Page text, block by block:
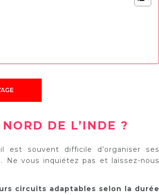
DE L’INDE ?
est souvent difficile d’organiser ses
Ne vous inquiétez pas et laissez-nous
circuits adaptables selon la durée